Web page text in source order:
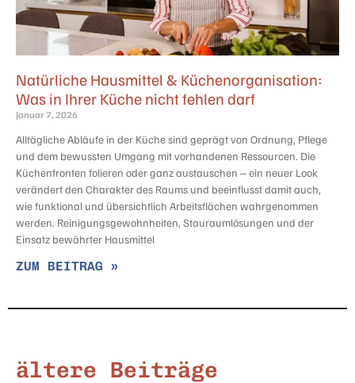
Natürliche Hausmittel & Küchenorganisation:
Was in Ihrer Küche nicht fehlen darf
Januar 7, 2026
Alltägliche Abläufe in der Küche sind geprägt von Ordnung, Pflege
und dem bewussten Umgang mit vorhandenen Ressourcen. Die
Küchenfronten folieren oder ganz austauschen – ein neuer Look
verändert den Charakter des Raums und beeinflusst damit auch,
wie funktional und übersichtlich Arbeitsflächen wahrgenommen
werden. Reinigungsgewohnheiten, Stauraumlösungen und der
Einsatz bewährter Hausmittel
ZUM BEITRAG »
ältere Beiträge